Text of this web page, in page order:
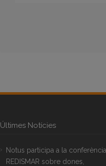
Últimes Notícies
Notus participa a la conferència
REDISMAR sobre dones,